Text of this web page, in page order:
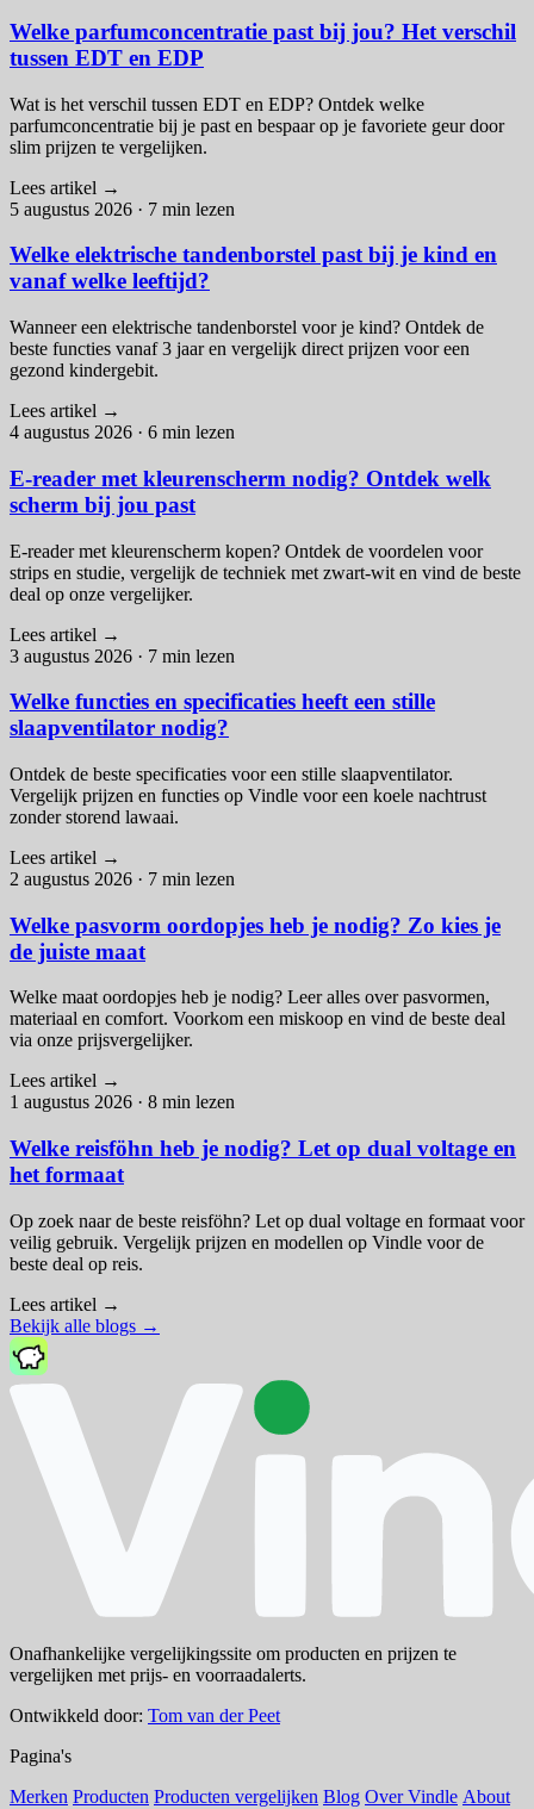
Welke parfumconcentratie past bij jou? Het verschil
tussen EDT en EDP
Wat is het verschil tussen EDT en EDP? Ontdek welke
parfumconcentratie bij je past en bespaar op je favoriete geur door
slim prijzen te vergelijken.
Lees artikel →
5 augustus 2026 · 7 min lezen
Welke elektrische tandenborstel past bij je kind en
vanaf welke leeftijd?
Wanneer een elektrische tandenborstel voor je kind? Ontdek de
beste functies vanaf 3 jaar en vergelijk direct prijzen voor een
gezond kindergebit.
Lees artikel →
4 augustus 2026 · 6 min lezen
E-reader met kleurenscherm nodig? Ontdek welk
scherm bij jou past
E-reader met kleurenscherm kopen? Ontdek de voordelen voor
strips en studie, vergelijk de techniek met zwart-wit en vind de beste
deal op onze vergelijker.
Lees artikel →
3 augustus 2026 · 7 min lezen
Welke functies en specificaties heeft een stille
slaapventilator nodig?
Ontdek de beste specificaties voor een stille slaapventilator.
Vergelijk prijzen en functies op Vindle voor een koele nachtrust
zonder storend lawaai.
Lees artikel →
2 augustus 2026 · 7 min lezen
Welke pasvorm oordopjes heb je nodig? Zo kies je
de juiste maat
Welke maat oordopjes heb je nodig? Leer alles over pasvormen,
materiaal en comfort. Voorkom een miskoop en vind de beste deal
via onze prijsvergelijker.
Lees artikel →
1 augustus 2026 · 8 min lezen
Welke reisföhn heb je nodig? Let op dual voltage en
het formaat
Op zoek naar de beste reisföhn? Let op dual voltage en formaat voor
veilig gebruik. Vergelijk prijzen en modellen op Vindle voor de
beste deal op reis.
Lees artikel →
Bekijk alle blogs →
Onafhankelijke vergelijkingssite om producten en prijzen te
vergelijken met prijs- en voorraadalerts.
Ontwikkeld door: Tom van der Peet
Pagina's
Merken Producten Producten vergelijken Blog Over Vindle About